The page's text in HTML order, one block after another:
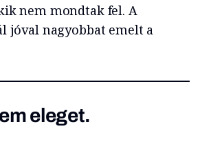
nem mondtak fel. A
jóval nagyobbat emelt a
eleget.